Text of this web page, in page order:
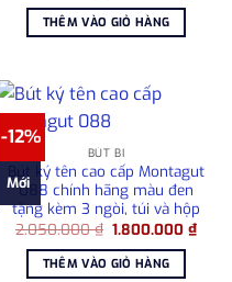
là:
1.280.000 ₫.
THÊM VÀO GIỎ HÀNG
-12%
Mới
BÚT BI
Bút ký tên cao cấp Montagut
088 chính hãng màu đen
tặng kèm 3 ngòi, túi và hộp
2.050.000₫ Giá
là:
2.050.000 ₫.
1.800.000₫Giá
hiện
THÊM VÀO GIỎ HÀNG